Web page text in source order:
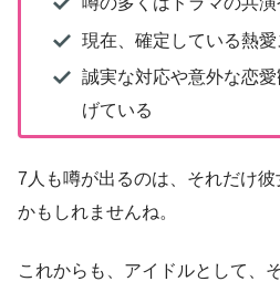
現在、確定している熱
誠実な対応や意外な恋
げている
7人も噂が出るのは、それだけ
かもしれませんね。
これからも、アイドルとして、